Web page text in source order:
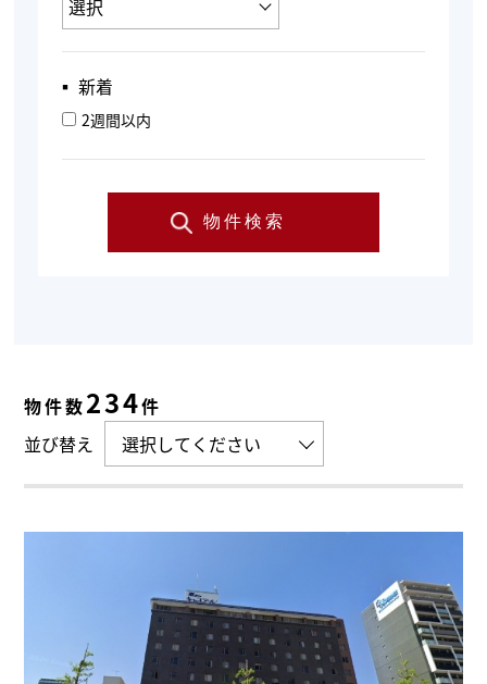
▪︎ 新着
2週間以内
物件検索
物件数234件
並び替え